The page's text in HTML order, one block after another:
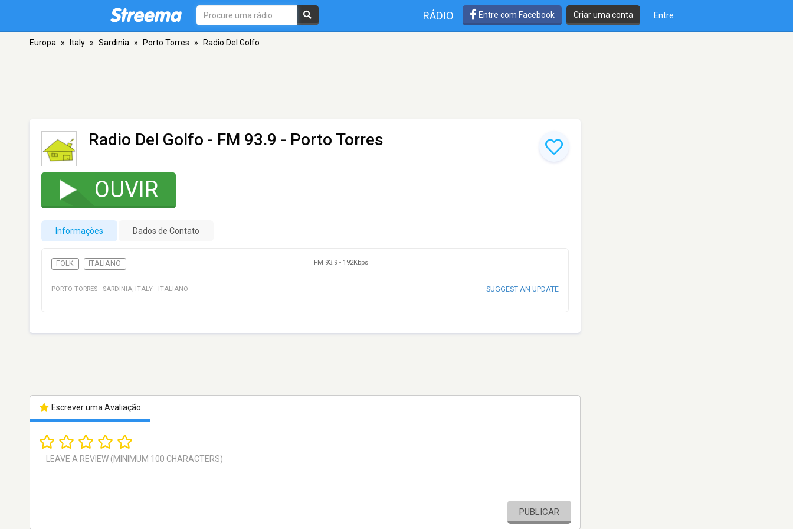
RÁDIO Entre com Facebook Criar uma conta Entre
Europa » Italy » Sardinia » Porto Torres » Radio Del Golfo
Radio Del Golfo - FM 93.9 - Porto Torres
OUVIR
Informações Dados de Contato
FOLK ITALIANO FM 93.9 - 192Kbps
PORTO TORRES · SARDINIA, ITALY · ITALIANO SUGGEST AN UPDATE
Escrever uma Avaliação
PUBLICAR